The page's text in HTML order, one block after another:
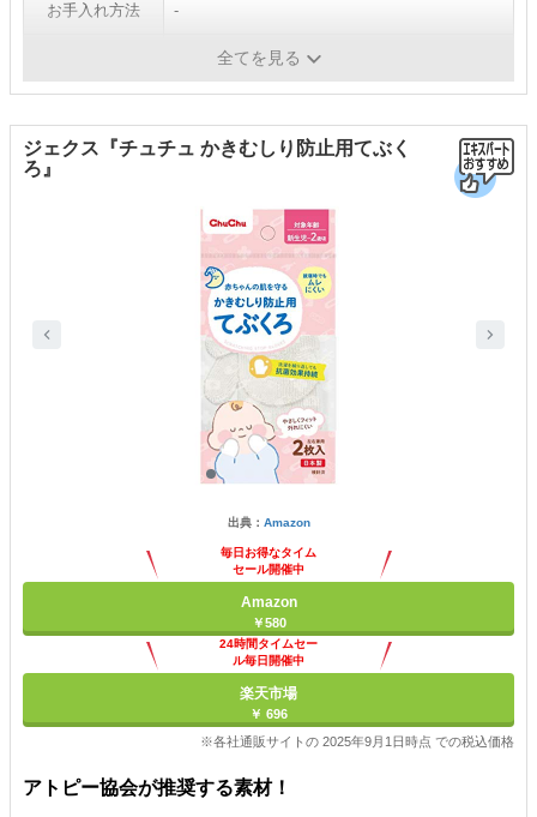
お手入れ方法 -
全てを見る
ジェクス『チュチュ かきむしり防止用てぶく
ろ』
出典： Amazon
毎日お得なタイム
セール開催中
Amazon
￥580
24時間タイムセー
ル毎日開催中
楽天市場
￥ 696
※各社通販サイトの 2025年9月1日時点 での税込価格
アトピー協会が推奨する素材！